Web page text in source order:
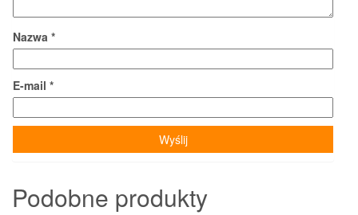
Nazwa *
E-mail *
Podobne produkty